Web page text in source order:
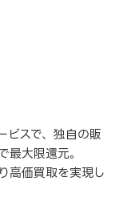
ビスで、独自の販
最大限還元。
高価買取を実現し